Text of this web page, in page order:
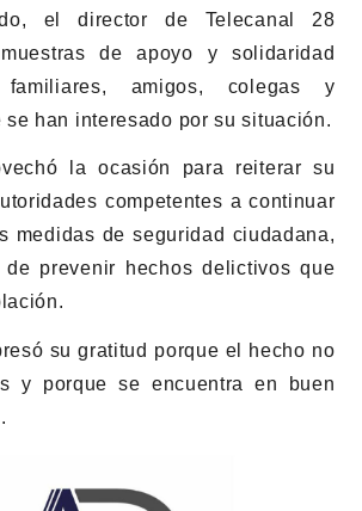
el director de Telecanal 28
de apoyo y solidaridad
amigos, colegas y
han interesado por su situación.
la ocasión para reiterar su
competentes a continuar
medidas de seguridad ciudadana,
prevenir hechos delictivos que
su gratitud porque el hecho no
y porque se encuentra en buen